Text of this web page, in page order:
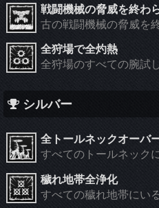
戦闘機械の脅威を終わ
古の戦闘機械の脅威を
全狩場で全灼熱
全狩場のすべての腕試
シルバー
全トールネックオーバ
すべてのトールネック
穢れ地帯全浄化
すべての穢れ地帯にい